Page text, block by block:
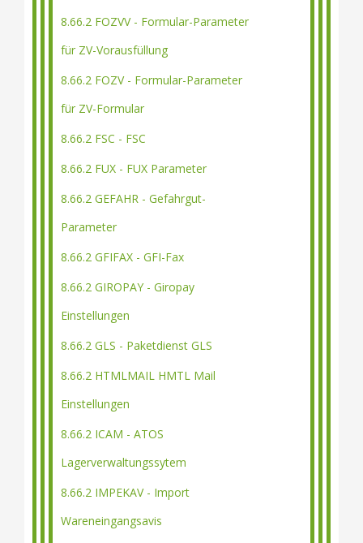
8.66.2 FOZVV - Formular-Parameter
für ZV-Vorausfüllung
8.66.2 FOZV - Formular-Parameter
für ZV-Formular
8.66.2 FSC - FSC
8.66.2 FUX - FUX Parameter
8.66.2 GEFAHR - Gefahrgut-
Parameter
8.66.2 GFIFAX - GFI-Fax
8.66.2 GIROPAY - Giropay
Einstellungen
8.66.2 GLS - Paketdienst GLS
8.66.2 HTMLMAIL HMTL Mail
Einstellungen
8.66.2 ICAM - ATOS
Lagerverwaltungssytem
8.66.2 IMPEKAV - Import
Wareneingangsavis